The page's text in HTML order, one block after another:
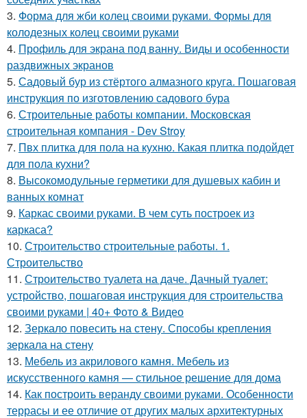
3. Форма для жби колец своими руками. Формы для
колодезных колец своими руками
4. Профиль для экрана под ванну. Виды и особенности
раздвижных экранов
5. Садовый бур из стёртого алмазного круга. Пошаговая
инструкция по изготовлению садового бура
6. Строительные работы компании. Московская
строительная компания - Dev Stroy
7. Пвх плитка для пола на кухню. Какая плитка подойдет
для пола кухни?
8. Высокомодульные герметики для душевых кабин и
ванных комнат
9. Каркас своими руками. В чем суть построек из
каркаса?
10. Строительство строительные работы. 1.
Строительство
11. Строительство туалета на даче. Дачный туалет:
устройство, пошаговая инструкция для строительства
своими руками | 40+ Фото & Видео
12. Зеркало повесить на стену. Способы крепления
зеркала на стену
13. Мебель из акрилового камня. Мебель из
искусственного камня — стильное решение для дома
14. Как построить веранду своими руками. Особенности
террасы и ее отличие от других малых архитектурных